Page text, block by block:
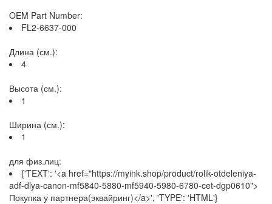
OEM Part Number:
FL2-6637-000
Длина (см.):
4
Высота (см.):
1
Ширина (см.):
1
для физ.лиц:
{'TEXT': '<a href="https://myink.shop/product/rolik-otdeleniya-
adf-dlya-canon-mf5840-5880-mf5940-5980-6780-cet-dgp0610">
Покупка у партнера(эквайринг)</a>', 'TYPE': 'HTML'}